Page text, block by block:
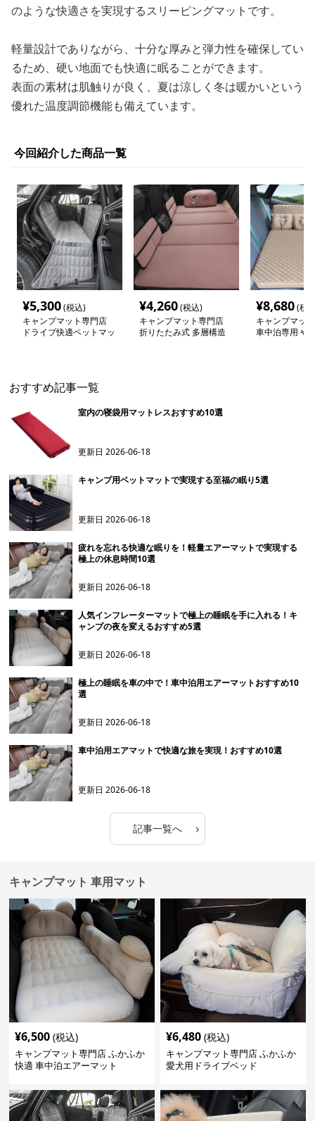
のような快適さを実現するスリーピングマットです。
軽量設計でありながら、十分な厚みと弾力性を確保してい
るため、硬い地面でも快適に眠ることができます。
表面の素材は肌触りが良く、夏は涼しく冬は暖かいという
優れた温度調節機能も備えています。
今回紹介した商品一覧
¥5,300(税込)
キャンプマット専門店
ドライブ快適ペットマッ
¥4,260(税込)
キャンプマット専門店
折りたたみ式 多層構造
¥8,680(税
キャンプマッ
車中泊専用 や
おすすめ記事一覧
室内の寝袋用マットレスおすすめ10選
更新日2026-06-18
キャンプ用ベットマットで実現する至福の眠り5選
更新日2026-06-18
疲れを忘れる快適な眠りを！軽量エアーマットで実現する
極上の休息時間10選
更新日2026-06-18
人気インフレーターマットで極上の睡眠を手に入れる！キ
ャンプの夜を変えるおすすめ5選
更新日2026-06-18
極上の睡眠を車の中で！車中泊用エアーマットおすすめ10
選
更新日2026-06-18
車中泊用エアマットで快適な旅を実現！おすすめ10選
更新日2026-06-18
記事一覧へ ›
キャンプマット 車用マット
¥6,500 (税込)
キャンプマット専門店 ふかふか
快適 車中泊エアーマット
¥6,480 (税込)
キャンプマット専門店 ふかふか
愛犬用ドライブベッド